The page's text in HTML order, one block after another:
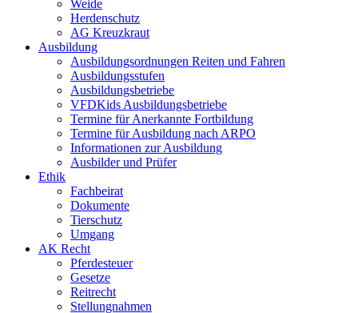
Weide
Herdenschutz
AG Kreuzkraut
Ausbildung
Ausbildungsordnungen Reiten und Fahren
Ausbildungsstufen
Ausbildungsbetriebe
VFDKids Ausbildungsbetriebe
Termine für Anerkannte Fortbildung
Termine für Ausbildung nach ARPO
Informationen zur Ausbildung
Ausbilder und Prüfer
Ethik
Fachbeirat
Dokumente
Tierschutz
Umgang
AK Recht
Pferdesteuer
Gesetze
Reitrecht
Stellungnahmen